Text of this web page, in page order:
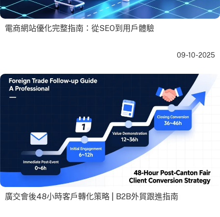
電商網站優化完整指南：從SEO到用戶體驗
09-10-2025
廣交會後48小時客戶轉化策略 | B2B外貿跟進指南